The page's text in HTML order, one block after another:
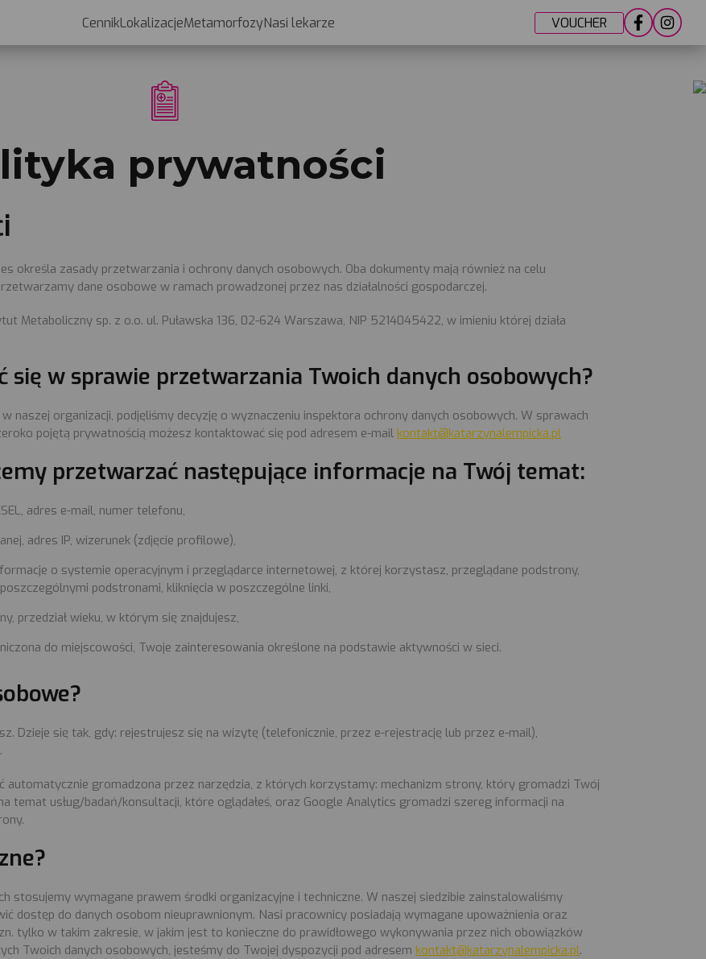
CennikLokalizacjeMetamorfozyNasi lekarze VOUCHER
Cennik
Lokalizacje
Nasi lekarze
Umów wizytę
prywatności
określa zasady przetwarzania i ochrony danych osobowych. Oba dokumenty mają również na celu
dane osobowe w ramach prowadzonej przez nas działalności gospodarczej.
Metaboliczny sp. z o.o. ul. Puławska 136, 02-624 Warszawa, NIP 5214045422, w imieniu której działa
się w sprawie przetwarzania Twoich danych osobowych?
naszej organizacji, podjęliśmy decyzję o wyznaczeniu inspektora ochrony danych osobowych. W sprawach
pojętą prywatnością możesz kontaktować się pod adresem e-mail kontakt@katarzynalempicka.pl
przetwarzać następujące informacje na Twój temat:
adres e-mail, numer telefonu,
adres IP, wizerunek (zdjęcie profilowe),
o systemie operacyjnym i przeglądarce internetowej, z której korzystasz, przeglądane podstrony,
podstronami, kliknięcia w poszczególne linki,
przedział wieku, w którym się znajdujesz,
do miejscowości, Twoje zainteresowania określone na podstawie aktywności w sieci.
Dzieje się tak, gdy: rejestrujesz się na wizytę (telefonicznie, przez e-rejestrację lub przez e-mail),
automatycznie gromadzona przez narzędzia, z których korzystamy: mechanizm strony, który gromadzi Twój
temat usług/badań/konsultacji, które oglądałeś, oraz Google Analytics gromadzi szereg informacji na
stosujemy wymagane prawem środki organizacyjne i techniczne. W naszej siedzibie zainstalowaliśmy
dostęp do danych osobom nieuprawnionym. Nasi pracownicy posiadają wymagane upoważnienia oraz
tylko w takim zakresie, w jakim jest to konieczne do prawidłowego wykonywania przez nich obowiązków
Twoich danych osobowych, jesteśmy do Twojej dyspozycji pod adresem kontakt@katarzynalempicka.pl.